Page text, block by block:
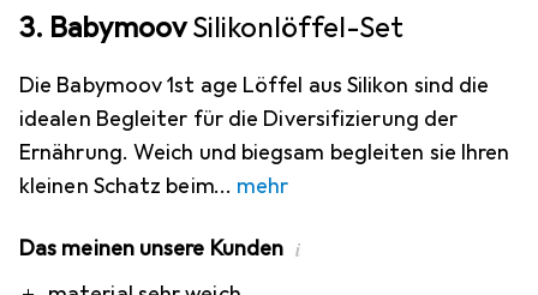
3. BabymoovSilikonlöffel-Set
Die Babymoov 1st age Löffel aus Silikon sind die
idealen Begleiter für die Diversifizierung der
Ernährung. Weich und biegsam begleiten sie Ihren
kleinen Schatz beim
mehr
Das meinen unsere Kunden i